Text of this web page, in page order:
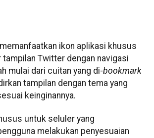
ikon aplikasi khusus
Twitter dengan navigasi
mulai dari cuitan yang di-bookmark
tampilan dengan tema yang
keinginannya.
untuk seluler yang
melakukan penyesuaian